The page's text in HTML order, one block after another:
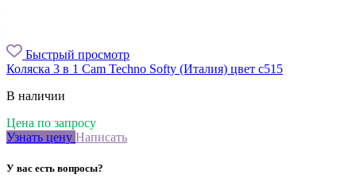
Быстрый просмотр
Коляска 3 в 1 Cam Techno Softy (Италия) цвет с515
В наличии
Цена по запросу
Узнать цену Написать
У вас есть вопросы?